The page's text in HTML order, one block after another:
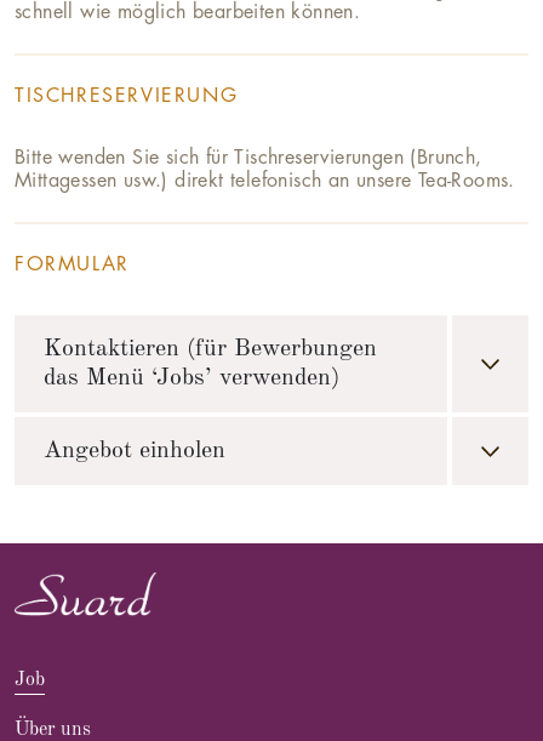
schnell wie möglich bearbeiten können.
TISCHRESERVIERUNG
Bitte wenden Sie sich für Tischreservierungen (Brunch,
Mittagessen usw.) direkt telefonisch an unsere Tea-Rooms.
FORMULAR
Kontaktieren (für Bewerbungen
das Menü ‘Jobs’ verwenden)
Angebot einholen
Job
Über uns